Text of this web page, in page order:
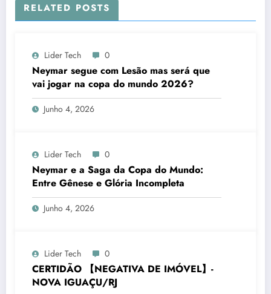
RELATED POSTS
Lider Tech 0
Neymar segue com Lesão mas será que
vai jogar na copa do mundo 2026?
Junho 4, 2026
Lider Tech 0
Neymar e a Saga da Copa do Mundo:
Entre Gênese e Glória Incompleta
Junho 4, 2026
Lider Tech 0
CERTIDÃO 【NEGATIVA DE IMÓVEL】-
NOVA IGUAÇU/RJ